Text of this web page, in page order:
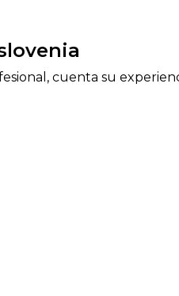
cuenta su